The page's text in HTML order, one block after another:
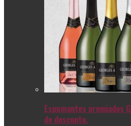
Espumantes premiados
de desconto.